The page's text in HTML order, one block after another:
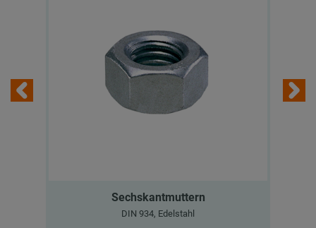
Sechskantmuttern
DIN 934, Edelstahl